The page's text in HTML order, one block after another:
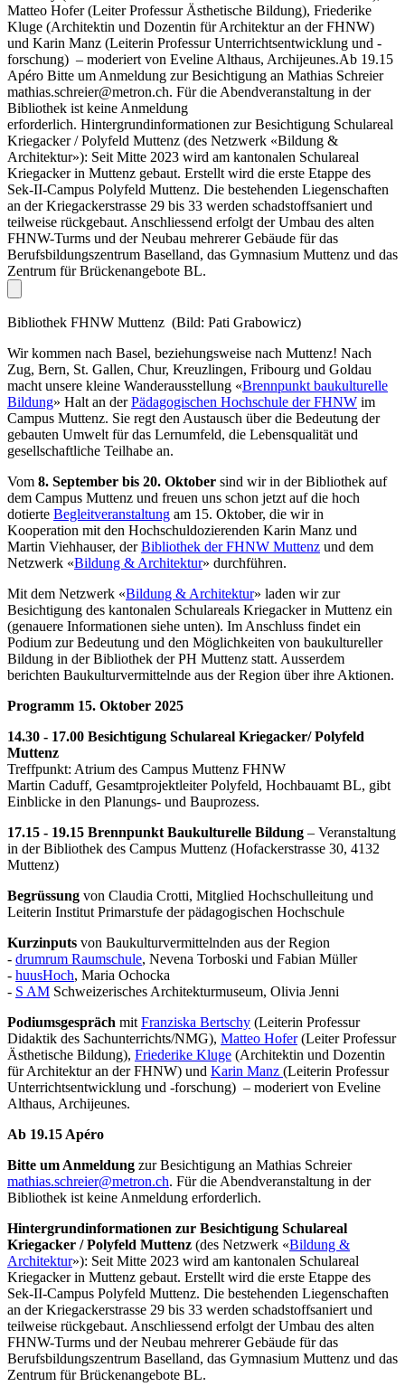
Matteo Hofer (Leiter Professur Ästhetische Bildung), Friederike
Kluge (Architektin und Dozentin für Architektur an der FHNW)
und Karin Manz (Leiterin Professur Unterrichtsentwicklung und -
forschung) – moderiert von Eveline Althaus, Archijeunes.Ab 19.15
Apéro Bitte um Anmeldung zur Besichtigung an Mathias Schreier
mathias.schreier@metron.ch. Für die Abendveranstaltung in der
Bibliothek ist keine Anmeldung
erforderlich. Hintergrundinformationen zur Besichtigung Schulareal
Kriegacker / Polyfeld Muttenz (des Netzwerk «Bildung &
Architektur»): Seit Mitte 2023 wird am kantonalen Schulareal
Kriegacker in Muttenz gebaut. Erstellt wird die erste Etappe des
Sek-II-Campus Polyfeld Muttenz. Die bestehenden Liegenschaften
an der Kriegackerstrasse 29 bis 33 werden schadstoffsaniert und
teilweise rückgebaut. Anschliessend erfolgt der Umbau des alten
FHNW-Turms und der Neubau mehrerer Gebäude für das
Berufsbildungszentrum Baselland, das Gymnasium Muttenz und das
Zentrum für Brückenangebote BL.
Bibliothek FHNW Muttenz (Bild: Pati Grabowicz)
Wir kommen nach Basel, beziehungsweise nach Muttenz! Nach
Zug, Bern, St. Gallen, Chur, Kreuzlingen, Fribourg und Goldau
macht unsere kleine Wanderausstellung «Brennpunkt baukulturelle
Bildung» Halt an derPädagogischen Hochschule der FHNW im
Campus Muttenz. Sie regt den Austausch über die Bedeutung der
gebauten Umwelt für das Lernumfeld, die Lebensqualität und
gesellschaftliche Teilhabe an.
Vom 8. September bis 20. Oktober sind wir in der Bibliothek auf
dem Campus Muttenz und freuen uns schon jetzt auf die hoch
dotierte Begleitveranstaltung am 15. Oktober, die wir in
Kooperation mit den Hochschuldozierenden Karin Manz und
Martin Viehhauser, derBibliothek der FHNW Muttenz und dem
Netzwerk «Bildung & Architektur» durchführen.
Mit dem Netzwerk «Bildung & Architektur» laden wir zur
Besichtigung des kantonalen Schulareals Kriegacker in Muttenz ein
(genauere Informationen siehe unten). Im Anschluss findet ein
Podium zur Bedeutung und den Möglichkeiten von baukultureller
Bildung in der Bibliothek der PH Muttenz statt. Ausserdem
berichten Baukulturvermittelnde aus der Region über ihre Aktionen.
Programm 15. Oktober 2025
14.30 - 17.00 Besichtigung Schulareal Kriegacker/ Polyfeld
Muttenz
Treffpunkt: Atrium des Campus Muttenz FHNW
Martin Caduff, Gesamtprojektleiter Polyfeld, Hochbauamt BL, gibt
Einblicke in den Planungs- und Bauprozess.
17.15 - 19.15 Brennpunkt Baukulturelle Bildung – Veranstaltung
in der Bibliothek des Campus Muttenz (Hofackerstrasse 30, 4132
Muttenz)
Begrüssung von Claudia Crotti, Mitglied Hochschulleitung und
Leiterin Institut Primarstufe der pädagogischen Hochschule
Kurzinputs von Baukulturvermittelnden aus der Region
- drumrum Raumschule, Nevena Torboski und Fabian Müller
- huusHoch, Maria Ochocka
- S AM Schweizerisches Architekturmuseum, Olivia Jenni
Podiumsgespräch mit Franziska Bertschy (Leiterin Professur
Didaktik des Sachunterrichts/NMG), Matteo Hofer(Leiter Professur
Ästhetische Bildung), Friederike Kluge (Architektin und Dozentin
für Architektur an der FHNW) und Karin Manz (Leiterin Professur
Unterrichtsentwicklung und -forschung) – moderiert von Eveline
Althaus, Archijeunes.
Ab 19.15 Apéro
Bitte um Anmeldung zur Besichtigung an Mathias Schreier
mathias.schreier@metron.ch. Für die Abendveranstaltung in der
Bibliothek ist keine Anmeldung erforderlich.
Hintergrundinformationen zur Besichtigung Schulareal
Kriegacker / Polyfeld Muttenz (des Netzwerk «Bildung &
Architektur»): Seit Mitte 2023 wird am kantonalen Schulareal
Kriegacker in Muttenz gebaut. Erstellt wird die erste Etappe des
Sek-II-Campus Polyfeld Muttenz. Die bestehenden Liegenschaften
an der Kriegackerstrasse 29 bis 33 werden schadstoffsaniert und
teilweise rückgebaut. Anschliessend erfolgt der Umbau des alten
FHNW-Turms und der Neubau mehrerer Gebäude für das
Berufsbildungszentrum Baselland, das Gymnasium Muttenz und das
Zentrum für Brückenangebote BL.